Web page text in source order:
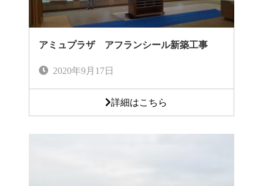
アミュプラザ アフランシール新築工事
2020年9月17日
詳細はこちら